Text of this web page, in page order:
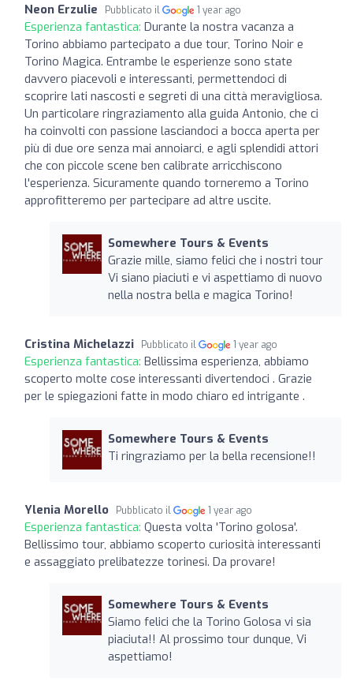
Neon Erzulie Pubblicato il 1 year ago
Esperienza fantastica: Durante la nostra vacanza a
Torino abbiamo partecipato a due tour, Torino Noir e
Torino Magica. Entrambe le esperienze sono state
davvero piacevoli e interessanti, permettendoci di
scoprire lati nascosti e segreti di una città meravigliosa.
Un particolare ringraziamento alla guida Antonio, che ci
ha coinvolti con passione lasciandoci a bocca aperta per
più di due ore senza mai annoiarci, e agli splendidi attori
che con piccole scene ben calibrate arricchiscono
l'esperienza. Sicuramente quando torneremo a Torino
approfitteremo per partecipare ad altre uscite.
Somewhere Tours & Events
Grazie mille, siamo felici che i nostri tour
Vi siano piaciuti e vi aspettiamo di nuovo
nella nostra bella e magica Torino!
Cristina Michelazzi Pubblicato il 1 year ago
Esperienza fantastica: Bellissima esperienza, abbiamo
scoperto molte cose interessanti divertendoci . Grazie
per le spiegazioni fatte in modo chiaro ed intrigante .
Somewhere Tours & Events
Ti ringraziamo per la bella recensione!!
Ylenia Morello Pubblicato il 1 year ago
Esperienza fantastica: Questa volta 'Torino golosa'.
Bellissimo tour, abbiamo scoperto curiosità interessanti
e assaggiato prelibatezze torinesi. Da provare!
Somewhere Tours & Events
Siamo felici che la Torino Golosa vi sia
piaciuta!! Al prossimo tour dunque, Vi
aspettiamo!